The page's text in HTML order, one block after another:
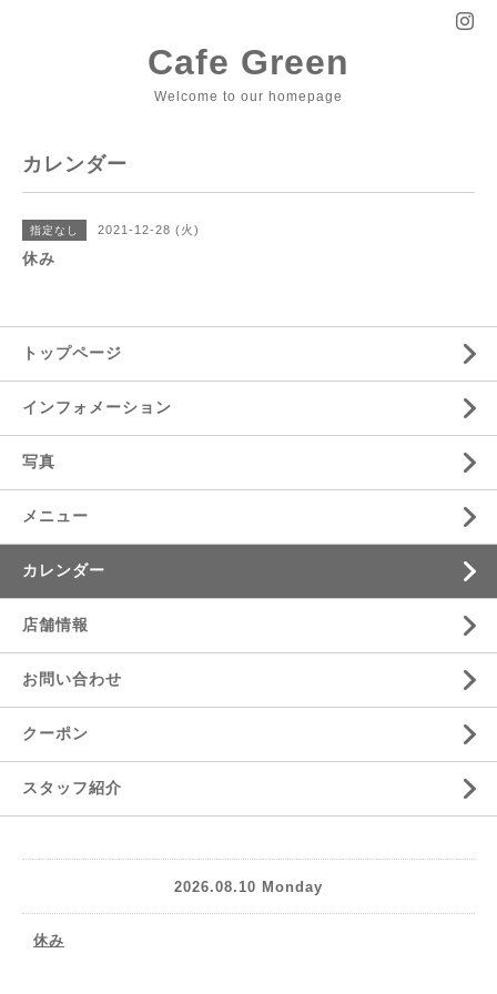
Cafe Green
Welcome to our homepage
カレンダー
指定なし 2021-12-28 (火)
休み
トップページ
インフォメーション
写真
メニュー
カレンダー
店舗情報
お問い合わせ
クーポン
スタッフ紹介
2026.08.10 Monday
休み